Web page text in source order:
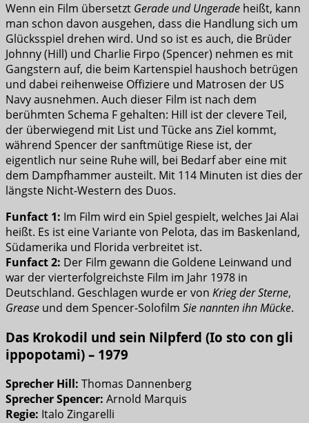
Wenn ein Film übersetzt Gerade und Ungerade heißt, kann
man schon davon ausgehen, dass die Handlung sich um
Glücksspiel drehen wird. Und so ist es auch, die Brüder
Johnny (Hill) und Charlie Firpo (Spencer) nehmen es mit
Gangstern auf, die beim Kartenspiel haushoch betrügen
und dabei reihenweise Offiziere und Matrosen der US
Navy ausnehmen. Auch dieser Film ist nach dem
berühmten Schema F gehalten: Hill ist der clevere Teil,
der überwiegend mit List und Tücke ans Ziel kommt,
während Spencer der sanftmütige Riese ist, der
eigentlich nur seine Ruhe will, bei Bedarf aber eine mit
dem Dampfhammer austeilt. Mit 114 Minuten ist dies der
längste Nicht-Western des Duos.
Funfact 1: Im Film wird ein Spiel gespielt, welches Jai Alai
heißt. Es ist eine Variante von Pelota, das im Baskenland,
Südamerika und Florida verbreitet ist.
Funfact 2: Der Film gewann die Goldene Leinwand und
war der vierterfolgreichste Film im Jahr 1978 in
Deutschland. Geschlagen wurde er von Krieg der Sterne,
Grease und dem Spencer-Solofilm Sie nannten ihn Mücke.
Das Krokodil und sein Nilpferd (Io sto con gli
ippopotami) – 1979
Sprecher Hill: Thomas Dannenberg
Sprecher Spencer: Arnold Marquis
Regie: Italo Zingarelli